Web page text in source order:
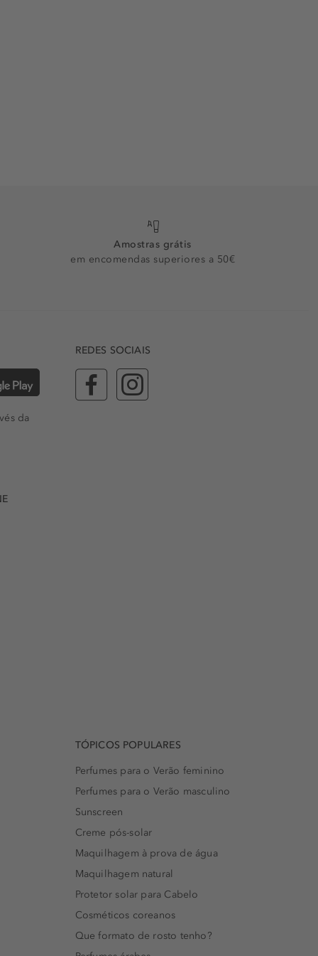
Amostras grátis
em encomendas superiores a 50€
da
REDES SOCIAIS
TÓPICOS POPULARES
Perfumes para o Verão feminino
Perfumes para o Verão masculino
Sunscreen
Creme pós-solar
Maquilhagem à prova de água
Maquilhagem natural
Protetor solar para Cabelo
Cosméticos coreanos
Que formato de rosto tenho?